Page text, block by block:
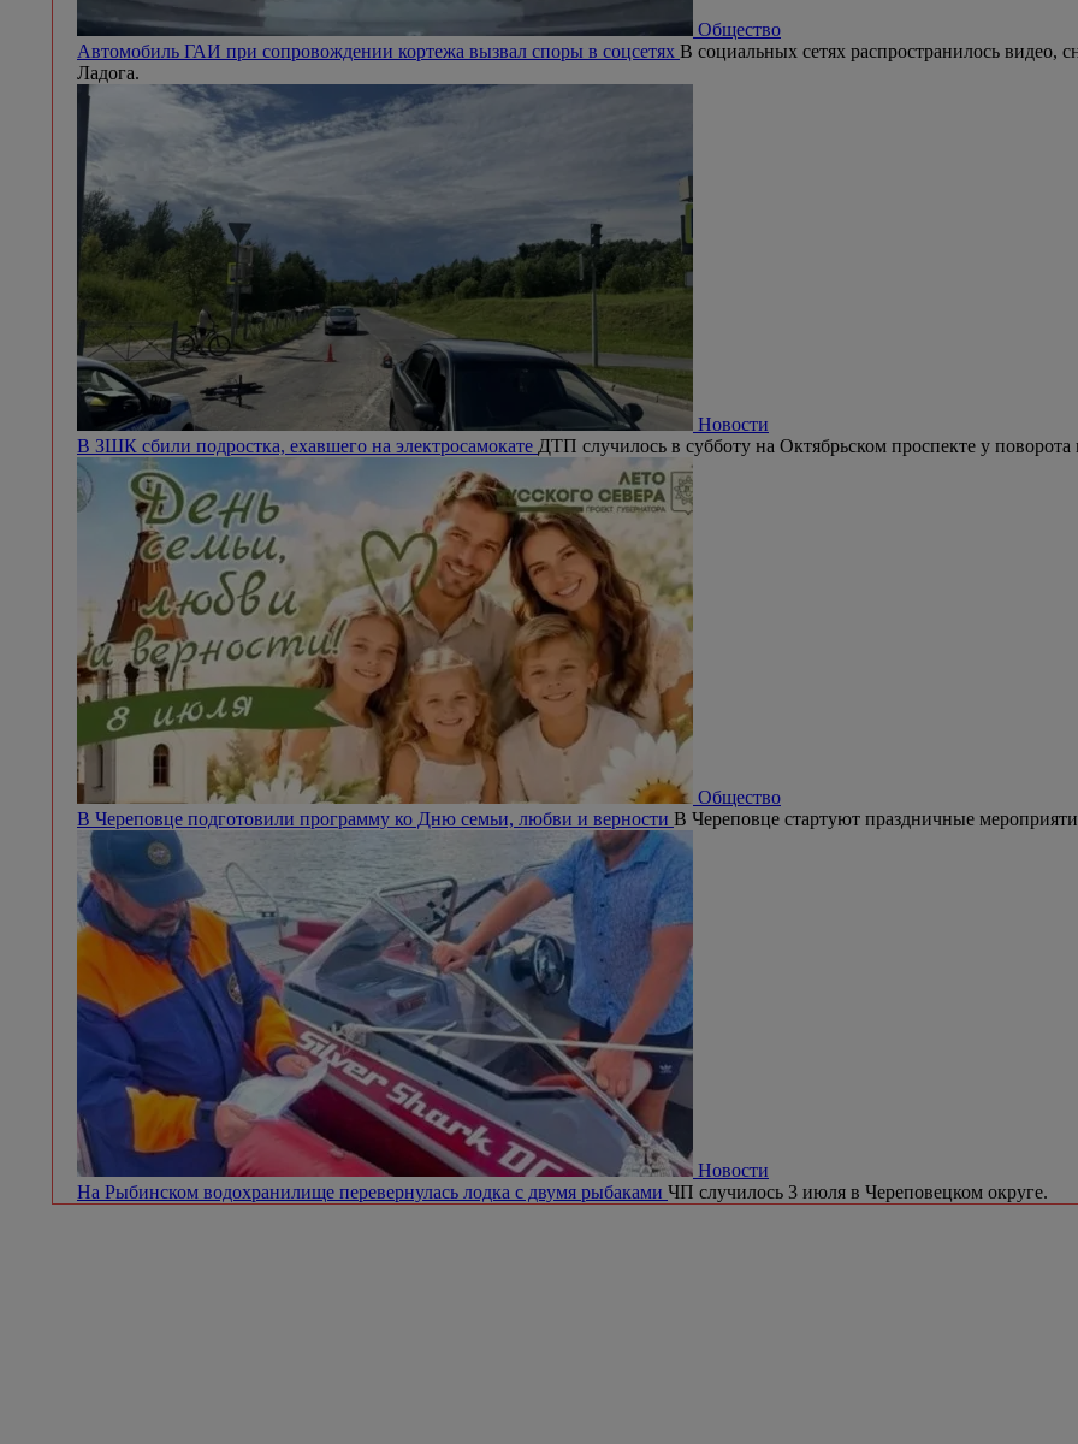
Общество
Автомобиль ГАИ при сопровождении кортежа вызвал споры в соцсетях В социальных сетях распространилось видео,
Ладога.
Новости
В ЗШК сбили подростка, ехавшего на электросамокате ДТП случилось в субботу на Октябрьском проспекте у поворота
Общество
В Череповце подготовили программу ко Дню семьи, любви и верности В Череповце стартуют праздничные
Новости
На Рыбинском водохранилище перевернулась лодка с двумя рыбаками ЧП случилось 3 июля в Череповецком округе.